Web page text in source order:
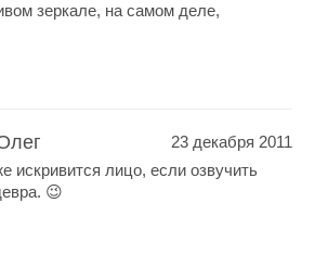
зеркале, на самом деле,
23 декабря 2011
искривится лицо, если озвучить
😉